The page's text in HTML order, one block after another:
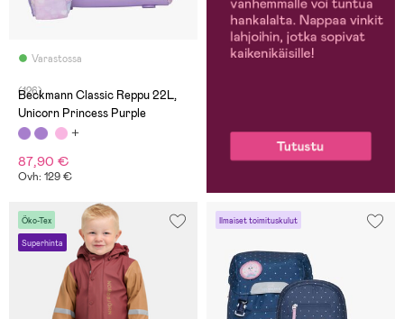
Varastossa
(126)
Beckmann Classic Reppu 22L,
Unicorn Princess Purple
87,90 €
Ovh: 129 €
Öko-Tex
Superhinta
Ilmaiset toimituskulut